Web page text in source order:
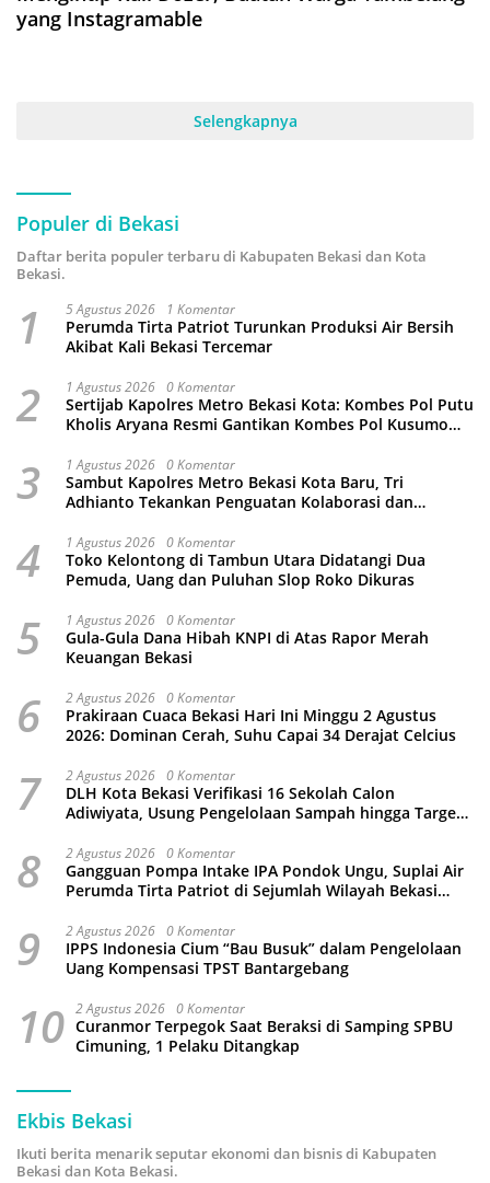
yang Instagramable
Selengkapnya
Populer di Bekasi
Daftar berita populer terbaru di Kabupaten Bekasi dan Kota
Bekasi.
1 5 Agustus 2026 1 Komentar
Perumda Tirta Patriot Turunkan Produksi Air Bersih
Akibat Kali Bekasi Tercemar
2 1 Agustus 2026 0 Komentar
Sertijab Kapolres Metro Bekasi Kota: Kombes Pol Putu
Kholis Aryana Resmi Gantikan Kombes Pol Kusumo
3 1 Agustus 2026 0 Komentar
Sambut Kapolres Metro Bekasi Kota Baru, Tri
Adhianto Tekankan Penguatan Kolaborasi dan
4 1 Agustus 2026 0 Komentar
Toko Kelontong di Tambun Utara Didatangi Dua
Pemuda, Uang dan Puluhan Slop Roko Dikuras
5 1 Agustus 2026 0 Komentar
Gula-Gula Dana Hibah KNPI di Atas Rapor Merah
Keuangan Bekasi
6 2 Agustus 2026 0 Komentar
Prakiraan Cuaca Bekasi Hari Ini Minggu 2 Agustus
2026: Dominan Cerah, Suhu Capai 34 Derajat Celcius
7 2 Agustus 2026 0 Komentar
DLH Kota Bekasi Verifikasi 16 Sekolah Calon
Adiwiyata, Usung Pengelolaan Sampah hingga Target
8 2 Agustus 2026 0 Komentar
Gangguan Pompa Intake IPA Pondok Ungu, Suplai Air
Perumda Tirta Patriot di Sejumlah Wilayah Bekasi
9 2 Agustus 2026 0 Komentar
IPPS Indonesia Cium “Bau Busuk” dalam Pengelolaan
Uang Kompensasi TPST Bantargebang
10 2 Agustus 2026 0 Komentar
Curanmor Terpegok Saat Beraksi di Samping SPBU
Cimuning, 1 Pelaku Ditangkap
Ekbis Bekasi
Ikuti berita menarik seputar ekonomi dan bisnis di Kabupaten
Bekasi dan Kota Bekasi.